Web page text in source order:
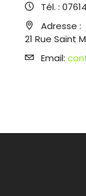
Tél. :
Adresse :
21 Rue Saint
Email: